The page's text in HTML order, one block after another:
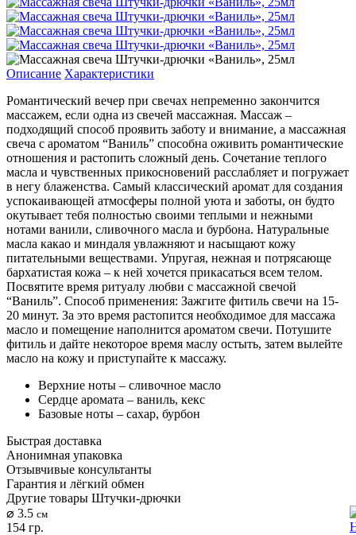
Описание Характеристики
Романтический вечер при свечах непременно закончится
массажем, если одна из свечей массажная. Массаж –
подходящий способ проявить заботу и внимание, а массажная
свеча с ароматом “Ваниль” способна оживить романтические
отношения и растопить сложный день. Сочетание теплого
масла и чувственных прикосновений расслабляет и погружает
в негу блаженства. Самый классический аромат для создания
успокаивающей атмосферы полной уюта и заботы, он будто
окутывает тебя полностью своими теплыми и нежными
нотами ванили, сливочного масла и бурбона. Натуральные
масла какао и миндаля увлажняют и насыщают кожу
питательными веществами. Упругая, нежная и потрясающе
бархатистая кожа – к ней хочется прикасаться всем телом.
Посвятите время ритуалу любви с массажной свечой
“Ваниль”. Способ применения: Зажгите фитиль свечи на 15-
20 минут. За это время растопится необходимое для массажа
масло и помещение наполнится ароматом свечи. Потушите
фитиль и дайте некоторое время маслу остыть, затем вылейте
масло на кожу и приступайте к массажу.
Верхние ноты – сливочное масло
Сердце аромата – ваниль, кекс
Базовые ноты – сахар, бурбон
Быстрая доставка
Анонимная упаковка
Отзывчивые консультанты
Гарантия и лёгкий обмен
Другие товары Штучки-дрючки
⌀ 3.5 см
154 гр.